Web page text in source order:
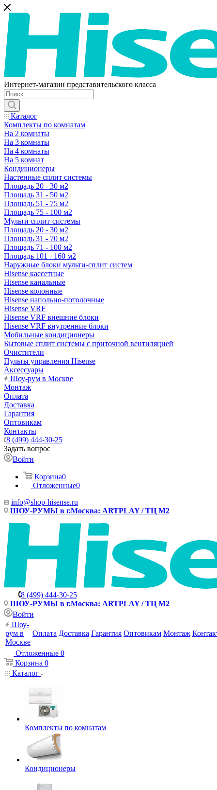
Интернет-магазин представительского класса
Каталог
Комплекты по комнатам
На 2 комнаты
На 3 комнаты
На 4 комнаты
На 5 комнат
Кондиционеры
Настенные сплит системы
Площадь 20 - 30 м2
Площадь 31 - 50 м2
Площадь 51 - 75 м2
Площадь 75 - 100 м2
Мульти сплит-системы
Площадь 20 - 30 м2
Площадь 31 - 70 м2
Площадь 71 - 100 м2
Площадь 101 - 160 м2
Наружные блоки мульти-сплит систем
Hisense кассетные
Hisense канальные
Hisense колонные
Hisense напольно-потолочные
Hisense VRF
Hisense VRF внешние блоки
Hisense VRF внутренние блоки
Мобильные кондиционеры
Бытовые сплит системы с приточной вентиляцией
Очистители
Пульты управления Hisense
Аксессуары
Шоу-рум в Москве
Монтаж
Оплата
Доставка
Гарантия
Оптовикам
Контакты
8 (499) 444-30-25
Задать вопрос
Войти
Корзина0
Отложенные0
info@shop-hisense.ru
ШОУ-РУМЫ в г.Москва: ARTPLAY / ТЦ М2
8 (499) 444-30-25
ШОУ-РУМЫ в г.Москва: ARTPLAY / ТЦ М2
Войти
Шоу-
рум в
Москве
Оплата Доставка Гарантия Оптовикам Монтаж
Отложенные 0
Корзина 0
Каталог
Комплекты по комнатам
Кондиционеры